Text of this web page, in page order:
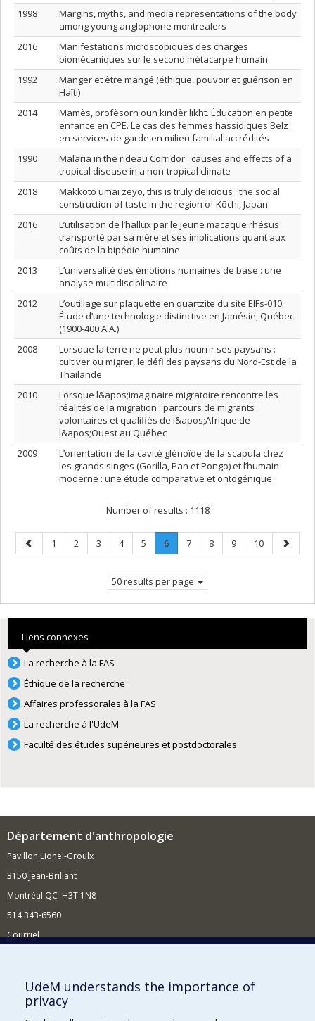
1998
Margins, myths, and media representations of the body
among young anglophone montrealers
2016
Manifestations microscopiques des charges
biomécaniques sur le second métacarpe humain
1992
Manger et être mangé (éthique, pouvoir et guérison en
Haïti)
2014
Mamès, profèsorn oun kindèr likht. Éducation en petite
enfance en CPE. Le cas des femmes hassidiques Belz
en services de garde en milieu familial accrédités
1990
Malaria in the rideau Corridor : causes and effects of a
tropical disease in a non-tropical climate
2018
Makkoto umai zeyo, this is truly delicious : the social
construction of taste in the region of Kōchi, Japan
2016
L’utilisation de l’hallux par le jeune macaque rhésus
transporté par sa mère et ses implications quant aux
coûts de la bipédie humaine
2013
L’universalité des émotions humaines de base : une
analyse multidisciplinaire
2012
L’outillage sur plaquette en quartzite du site ElFs-010.
Étude d’une technologie distinctive en Jamésie, Québec
(1900-400 A.A.)
2008
Lorsque la terre ne peut plus nourrir ses paysans :
cultiver ou migrer, le défi des paysans du Nord-Est de la
Thaïlande
2010
Lorsque l&apos;imaginaire migratoire rencontre les
réalités de la migration : parcours de migrants
volontaires et qualifiés de l&apos;Afrique de
l&apos;Ouest au Québec
2009
L’orientation de la cavité glénoïde de la scapula chez
les grands singes (Gorilla, Pan et Pongo) et l’humain
moderne : une étude comparative et ontogénique
Number of results : 1118
Previous
page
Page
1 Page
2 Page
3 Page
4 Page
5 Page
6.
Current
Page
7 Page
8 Page
9 Page
10
Next
page
50 results per page
Liens connexes
La recherche à la FAS
Éthique de la recherche
Affaires professorales à la FAS
La recherche à l'UdeM
Faculté des études supérieures et postdoctorales
Département d'anthropologie
Pavillon Lionel-Groulx
3150 Jean-Brillant
Montréal QC H3T 1N8
514 343-6560
Courriel
Comment soutenir le Département?
BESOIN D'AIDE?
UdeM understands the importance of
privacy